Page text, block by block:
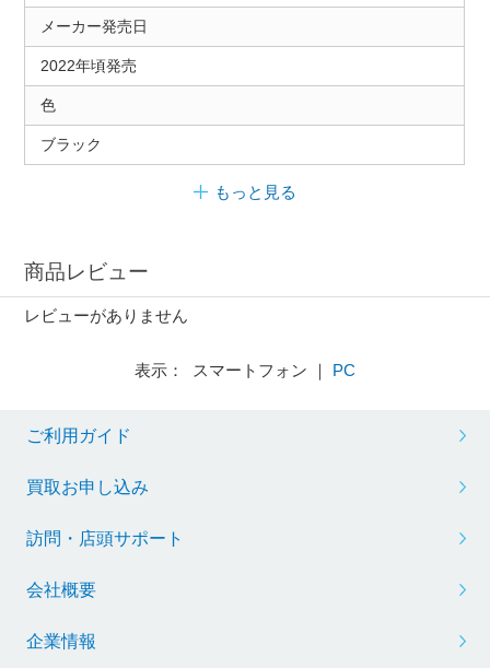
メーカー発売日
2022年頃発売
色
ブラック
もっと見る
商品レビュー
レビューがありません
表示： スマートフォン ｜ PC
ご利用ガイド
買取お申し込み
訪問・店頭サポート
会社概要
企業情報